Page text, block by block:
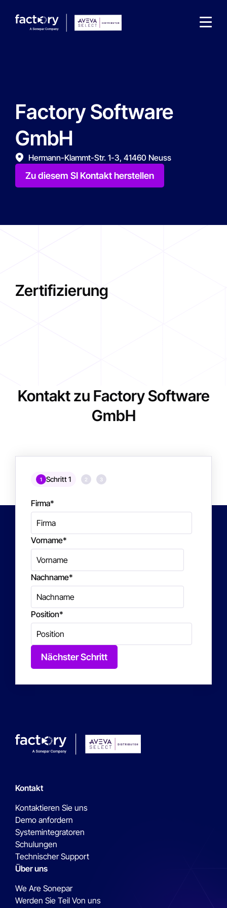
Wonach suchst du ?
Factory Software
GmbH
Hermann-Klammt-Str. 1-3, 41460 Neuss
Zu diesem SI Kontakt herstellen
Zertifizierung
Kontakt zu Factory Software
GmbH
1 Schritt 1 2 3
Firma*
Vorname*
Nachname*
Position*
Nächster Schritt
Kontakt
Kontaktieren Sie uns
Demo anfordern
Systemintegratoren
Schulungen
Technischer Support
Über uns
We Are Sonepar
Werden Sie Teil Von uns